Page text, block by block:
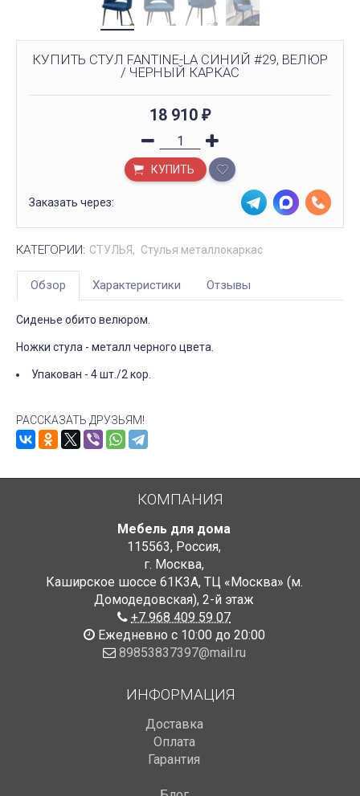
КУПИТЬ СТУЛ FANTINE-LA СИНИЙ #29, ВЕЛЮР
/ ЧЕРНЫЙ КАРКАС
18 910 ₽
КУПИТЬ
Заказать через:
КАТЕГОРИИ: СТУЛЬЯ Стулья металлокаркас
Обзор Характеристики Отзывы
Сиденье обито велюром.
Ножки стула - металл черного цвета.
Упакован - 4 шт./2 кор.
РАССКАЗАТЬ ДРУЗЬЯМ!
КОМПАНИЯ
Мебель для дома
115563, Россия,
г. Москва,
Каширское шоссе 61К3А, ТЦ «Москва» (м.
Домодедовская), 2-й этаж
+7 968 409 59 07
Ежедневно с 10:00 до 20:00
89853837397@mail.ru
ИНФОРМАЦИЯ
Доставка
Оплата
Гарантия